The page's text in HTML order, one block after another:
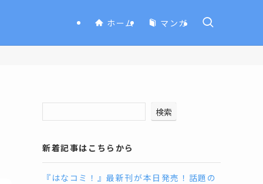
ホーム マンガ
検索
新着記事はこちらから
『はなコミ！』最新刊が本日発売！話題の